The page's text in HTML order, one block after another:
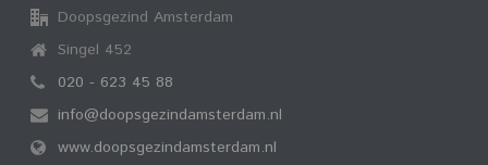
Doopsgezind Amsterdam
Singel 452
020 - 623 45 88
info@doopsgezindamsterdam.nl
www.doopsgezindamsterdam.nl